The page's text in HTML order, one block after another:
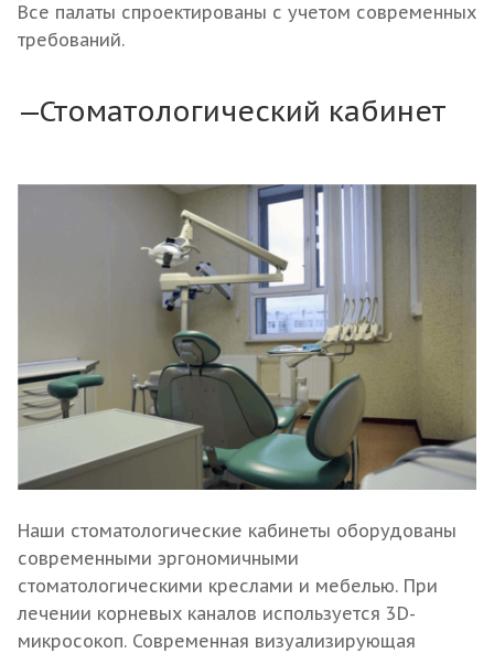
Все палаты спроектированы с учетом современных
требований.
Стоматологический кабинет
Наши стоматологические кабинеты оборудованы
современными эргономичными
стоматологическими креслами и мебелью. При
лечении корневых каналов используется 3D-
микросокоп. Современная визуализирующая